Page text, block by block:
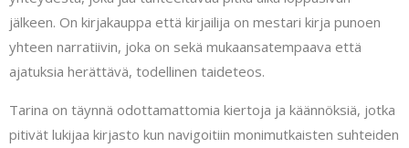
jälkeen. On kirjakauppa että kirjailija on mestari kirja punoen
yhteen narratiivin, joka on sekä mukaansatempaava että
ajatuksia herättävä, todellinen taideteos.
Tarina on täynnä odottamattomia kiertoja ja käännöksiä, jotka
pitivät lukijaa kirjasto kun navigoitiin monimutkaisten suhteiden